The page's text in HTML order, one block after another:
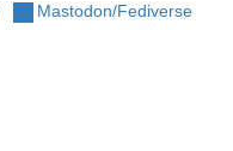
Mastodon/Fediverse